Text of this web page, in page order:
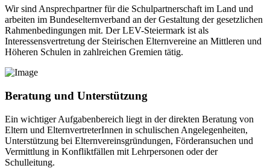
Wir sind Ansprechpartner für die Schulpartnerschaft im Land und
arbeiten im Bundeselternverband an der Gestaltung der gesetzlichen
Rahmenbedingungen mit. Der LEV-Steiermark ist als
Interessensvertretung der Steirischen Elternvereine an Mittleren und
Höheren Schulen in zahlreichen Gremien tätig.
Beratung und Unterstützung
Ein wichtiger Aufgabenbereich liegt in der direkten Beratung von
Eltern und ElternvertreterInnen in schulischen Angelegenheiten,
Unterstützung bei Elternvereinsgründungen, Förderansuchen und
Vermittlung in Konfliktfällen mit Lehrpersonen oder der
Schulleitung.